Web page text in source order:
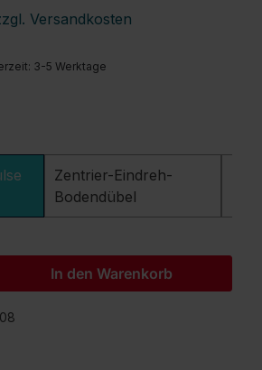
Versandkosten
3-5 Werktage
Zentrier-Eindreh-
Bodendübel
Gib den
In den Warenkorb